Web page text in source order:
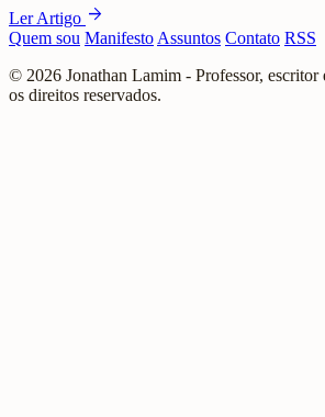
Ler Artigo arrow_forward
Quem sou Manifesto Assuntos Contato RSS
© 2026 Jonathan Lamim - Professor, escritor
os direitos reservados.